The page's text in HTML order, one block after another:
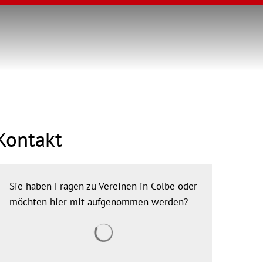
Sie haben Fragen zu Vereinen in Cölbe oder
möchten hier mit aufgenommen werden?